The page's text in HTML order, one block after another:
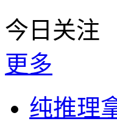
今日关注
更多
纯推理